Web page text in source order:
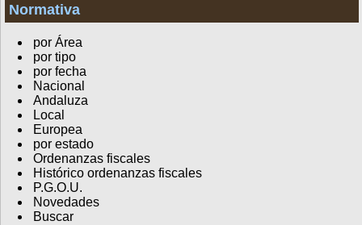
Normativa
por Área
por tipo
por fecha
Nacional
Andaluza
Local
Europea
por estado
Ordenanzas fiscales
Histórico ordenanzas fiscales
P.G.O.U.
Novedades
Buscar